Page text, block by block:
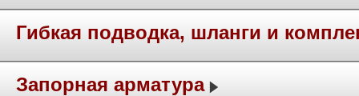
Гибкая подводка, шланги и
Запорная арматура